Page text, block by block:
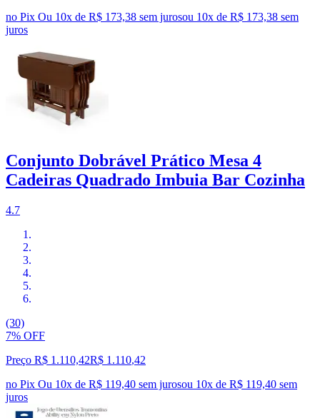
no Pix Ou 10x de R$ 173,38 sem jurosou 10x de R$ 173,38 sem
juros
Conjunto Dobrável Prático Mesa 4
Cadeiras Quadrado Imbuia Bar Cozinha
4.7
(30)
7% OFF
Preço R$ 1.110,42R$ 1.110,42
no Pix Ou 10x de R$ 119,40 sem jurosou 10x de R$ 119,40 sem
juros